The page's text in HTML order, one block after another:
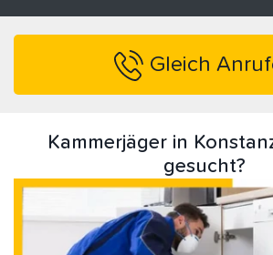
Gleich
Kammerjäger in
gesucht?